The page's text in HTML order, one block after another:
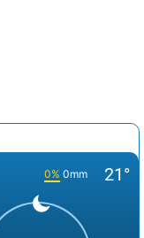
0% 0mm 21°